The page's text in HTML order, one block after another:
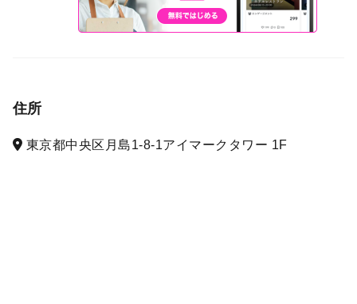
住所
東京都中央区月島1-8-1アイマークタワー 1F